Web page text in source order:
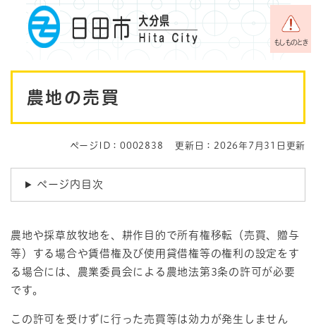
メニューを飛ばして本文へ
もしものとき
農地の売買
ページID：0002838 更新日：2026年7月31日更新
ページ内目次
農地や採草放牧地を、耕作目的で所有権移転（売買、贈与
等）する場合や賃借権及び使用貸借権等の権利の設定をす
る場合には、農業委員会による農地法第3条の許可が必要
です。
この許可を受けずに行った売買等は効力が発生しません